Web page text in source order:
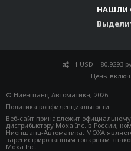
НАШЛИ
1 USD = 80.9293
Цены
© Ниеншанц-Автоматика, 2026
Политика конфиденциальности
Веб-сайт принадлежит официальному
дистрибьютору Moxa Inc. в России,
Ниеншанц-Автоматика. MOXA
зарегистрированным товарным
Moxa Inc.